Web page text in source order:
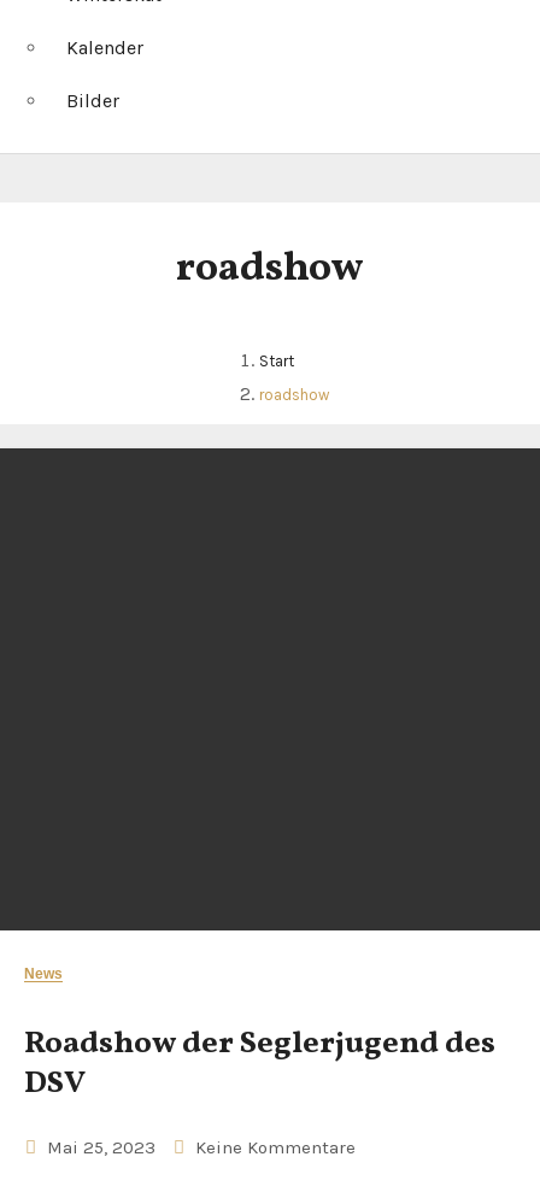
Kalender
Bilder
roadshow
Start
roadshow
News
Roadshow der Seglerjugend des
DSV
Mai 25, 2023 Keine Kommentare